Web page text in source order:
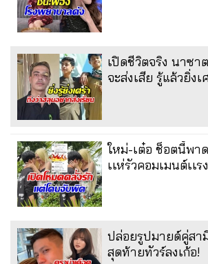
เปิดชีวิตจริง นาซา
จะส่งเสีย รู้แล้วยิ่งเ
ใหม่-เต๋อ ช็อตนี้พา
เเห่รัวคอมเมนต์เเร
ปล่อยรูปมายด์คู่สา
สุดท้ายทัวร์ลงเก้อ!